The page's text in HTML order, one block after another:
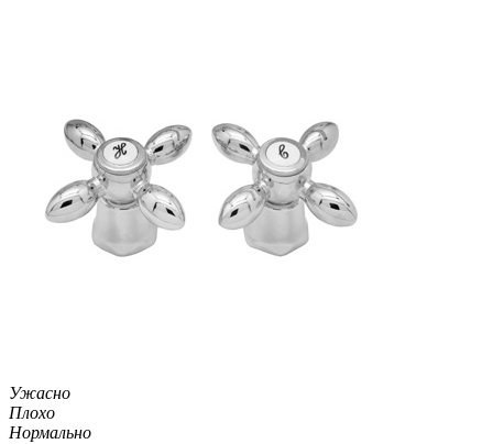
Ужасно
Плохо
Нормально